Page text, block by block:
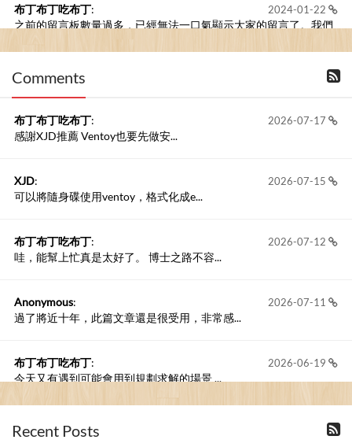
2024-01-22
布丁布丁吃布丁:
之前的留言板數量過多，已經無法一口氣顯示大家的留言了。我們
新開一個訪客留言板吧！
Comments
2026-07-17
布丁布丁吃布丁:
感謝XJD推薦 Ventoy也要先做安...
2026-07-15
XJD:
可以將隨身碟使用ventoy，格式化成e...
2026-07-12
布丁布丁吃布丁:
哇，能幫上忙真是太好了。 博士之路不容...
2026-07-11
Anonymous:
過了將近十年，此篇文章還是很受用，非常感...
2026-06-19
布丁布丁吃布丁:
今天又有遇到可能會用到規劃求解的場景 ...
2026-06-18
布丁布丁吃布丁
kage好像也可以下載整個網站 感謝分享
Recent Posts